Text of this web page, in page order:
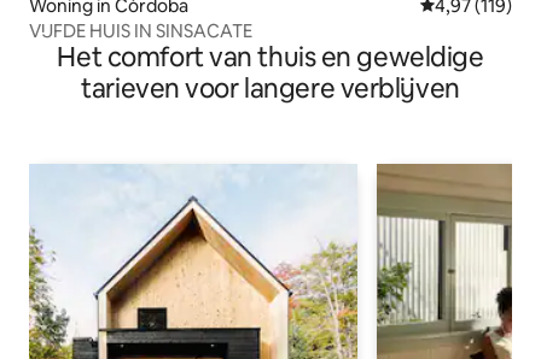
Woning in Córdoba Gemiddelde
4,97 (119)
VIJFDE HUIS IN SINSACATE
Het comfort van thuis en geweldige
tarieven voor langere verblijven